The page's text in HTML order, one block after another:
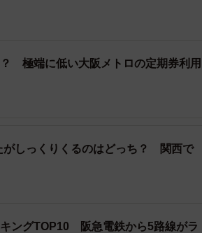
極端に低い大阪メトロの定期券利用
がしっくりくるのはどっち？ 関西で
ングTOP10 阪急電鉄から5路線がラ